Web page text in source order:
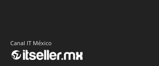
Canal IT México